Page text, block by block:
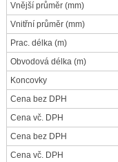
Vnější průměr (mm)
Vnitřní průměr (mm)
Prac. délka (m)
Obvodová délka (m)
Koncovky
Cena bez DPH
Cena vč. DPH
Cena bez DPH
Cena vč. DPH